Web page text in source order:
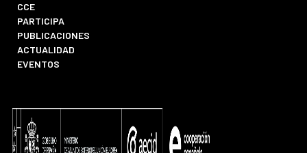
CCE
PARTICIPA
PUBLICACIONES
ACTUALIDAD
EVENTOS